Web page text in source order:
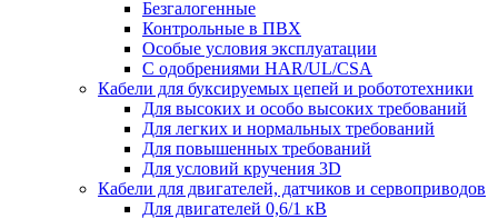
Безгалогенные
Контрольные в ПВХ
Особые условия эксплуатации
С одобрениями HAR/UL/CSA
Кабели для буксируемых цепей и робототехники
Для высоких и особо высоких требований
Для легких и нормальных требований
Для повышенных требований
Для условий кручения 3D
Кабели для двигателей, датчиков и сервоприводов
Для двигателей 0,6/1 кВ